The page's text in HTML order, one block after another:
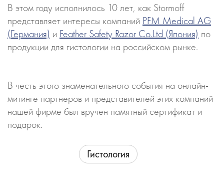
В этом году исполнилось 10 лет, как Stormoff
представляет интересы компаний PFM Medical AG
(Германия) и Feather Safety Razor Co.Ltd (Япония) по
продукции для гистологии на российском рынке.
В честь этого знаменательного события на онлайн-
митинге партнеров и представителей этих компаний
нашей фирме был вручен памятный сертификат и
подарок.
Гистология